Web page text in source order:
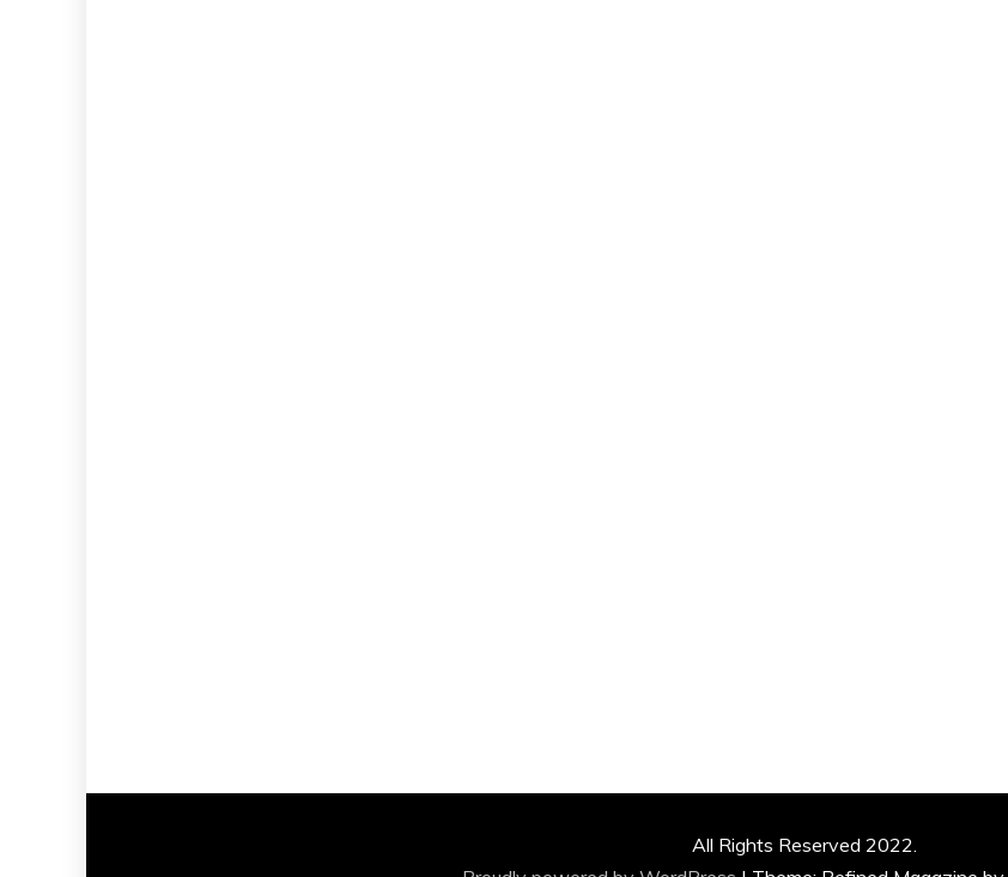
All Rights Reserved 2022.